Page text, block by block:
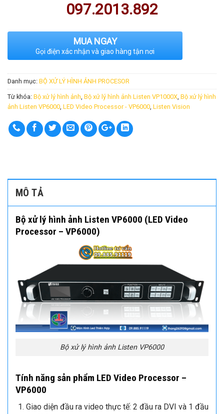
097.2013.892
MUA NGAY
Gọi điện xác nhận và giao hàng tận nơi
Danh mục: BỘ XỬ LÝ HÌNH ẢNH PROCESOR
Từ khóa: Bộ xử lý hình ảnh Bộ xử lý hình ảnh Listen VP1000X Bộ xử lý hình
ảnh Listen VP6000 LED Video Processor - VP6000 Listen Vision
MÔ TẢ
Bộ xử lý hình ảnh Listen VP6000 (LED Video
Processor – VP6000)
Bộ xử lý hình ảnh Listen VP6000
Tính năng sản phẩm LED Video Processor –
VP6000
Giao diện đầu ra video thực tế: 2 đầu ra DVI và 1 đầu